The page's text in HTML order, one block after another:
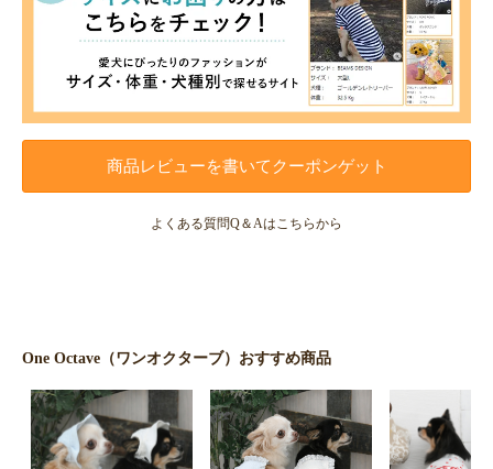
商品レビューを書いてクーポンゲット
よくある質問Q＆Aはこちらから
One Octave（ワンオクターブ）おすすめ商品